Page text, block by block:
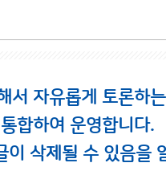
서 자유롭게 토론하
합하여 운영합니다.
삭제될 수 있음을